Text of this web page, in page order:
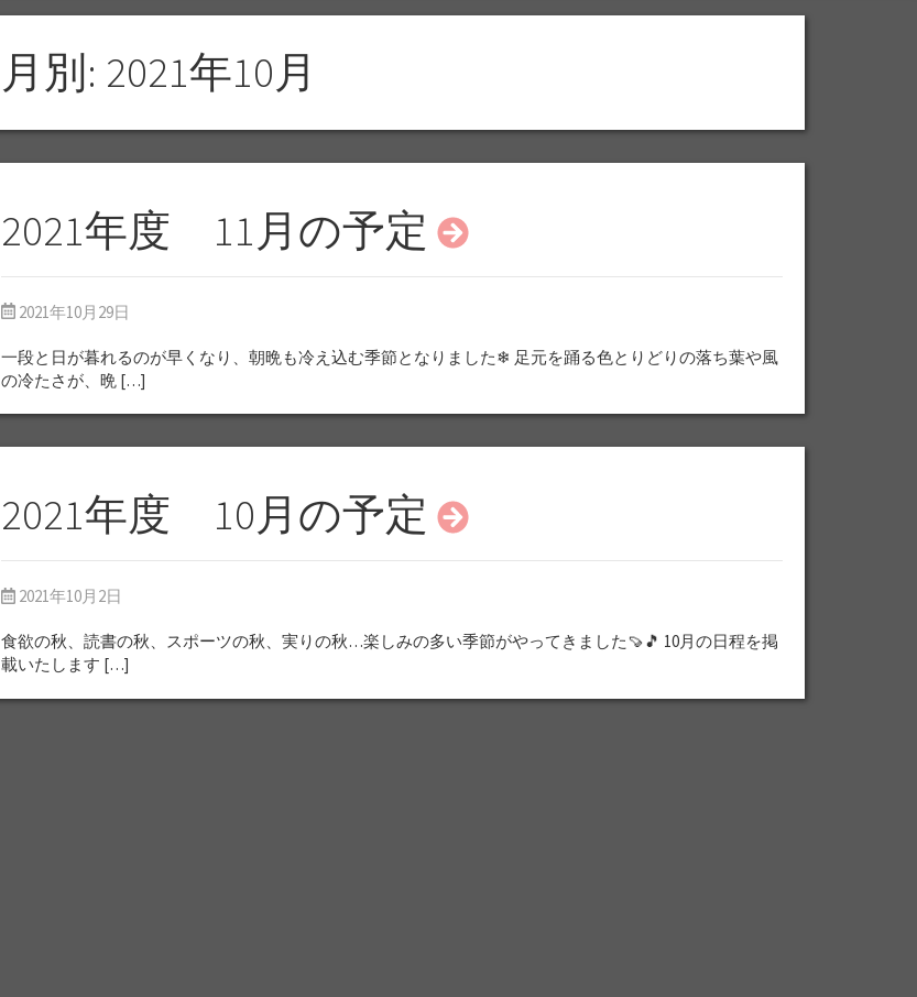
月別: 2021年10月
2021年度 11月の予定
2021年10月29日
一段と日が暮れるのが早くなり、朝晩も冷え込む季節となりました❄ 足元を踊る色とりどりの落ち葉や風
の冷たさが、晩 […]
2021年度 10月の予定
2021年10月2日
食欲の秋、読書の秋、スポーツの秋、実りの秋…楽しみの多い季節がやってきました🍠🎵 10月の日程を掲
載いたします […]